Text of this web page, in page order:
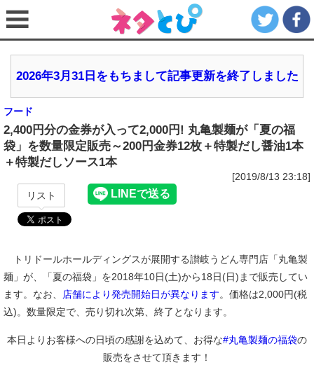
2026年3月31日をもちまして記事更新を終了しました
フード
2,400円分の金券が入って2,000円! 丸亀製麺が「夏の福
袋」を数量限定販売～200円金券12枚＋特製だし醤油1本
＋特製だしソース1本
[2019/8/13 23:18]
リスト
トリドールホールディングスが展開する讃岐うどん専門店「丸亀製
麺」が、「夏の福袋」を2018年10日(土)から18日(日)まで販売してい
ます。なお、
店舗により発売開始日が異なります。価格は2,000円(税
込)。数量限定で、売り切れ次第、終了となります。
本日よりお客様への日頃の感謝を込めて、お得な#丸亀製麺の福袋の
販売をさせて頂きます！